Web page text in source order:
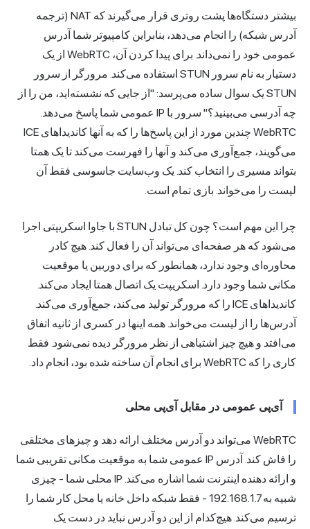
بیشتر دستگاه‌ها پشت روتری قرار می‌گیرند که NAT (ترجمه
آدرس شبکه) را انجام می‌دهد، بنابراین کامپیوتر شما آدرس
عمومی خود را نمی‌داند. برای پیدا کردن آن، WebRTC از یک
دستیار به نام سرور STUN استفاده می‌کند. مرورگر از سرور
STUN یک سوال ساده می‌پرسد: "از جایی که نشسته‌اید، من را از
چه آدرسی می‌بینید؟" سرور با IP عمومی شما پاسخ می‌دهد.
WebRTC چندین مورد از این پاسخ‌ها را که به آنها کاندیداهای ICE
می‌گویند، جمع‌آوری می‌کند و آنها را فهرست می‌کند تا یک همتا
بتواند مسیری را انتخاب کند. یک وب‌سایت جاسوسی فقط آن
لیست را می‌خواند. بازی تمام است.
چرا این مهم است؟ چون کل تبادل STUN با جاوا اسکریپتی اجرا
می‌شود که هر صفحه‌ای می‌تواند آن را فعال کند. هیچ کادر
محاوره‌ای وجود ندارد، همانطور که برای دوربین یا موقعیت
مکانی شما وجود دارد. اسکریپت یک اتصال همتا ایجاد می‌کند.
کاندیداهای ICE را که مرورگر تولید می‌کند، جمع‌آوری می‌کند.
آدرس‌ها را از لیست می‌خواند. همه اینها در کسری از ثانیه اتفاق
می‌افتد و هیچ چیز اشتباهی از نظر مرورگر دیده نمی‌شود. فقط
کاری را که WebRTC برای انجام آن ساخته شده بود، انجام داد.
آی‌پی عمومی در مقابل آی‌پی محلی
WebRTC می‌تواند دو آدرس مختلف ارائه دهد و چیزهای مختلفی
را فاش کند. آدرس IP عمومی شما به موقعیت مکانی تقریبی شما
و ارائه دهنده اینترنت شما اشاره می‌کند. IP محلی شما - چیزی
شبیه به 192.168.1.7 - فقط شبکه داخل خانه یا محل کار شما را
ترسیم می‌کند. هیچ‌کدام از این دو آدرس نباید در دست یک